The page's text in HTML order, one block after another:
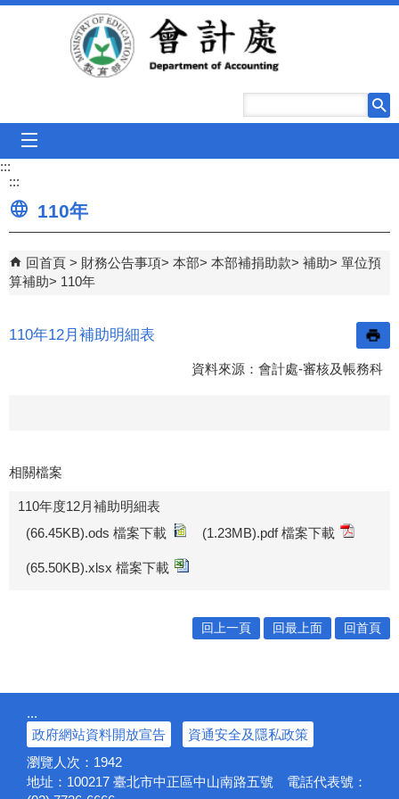
跳到主要內容區塊
:::
:::
110年
回首頁 財務公告事項 本部 本部補捐助款 補助
單位預
算補助
110年
110年12月補助明細表
資料來源：會計處-審核及帳務科
相關檔案
110年度12月補助明細表
(66.45KB).ods 檔案下載
(1.23MB).pdf 檔案下載
(65.50KB).xlsx 檔案下載
回上一頁 回最上面 回首頁
:::
政府網站資料開放宣告
資通安全及隱私政策
瀏覽人次： 1942
地址：100217 臺北市中正區中山南路五號 電話代表號：